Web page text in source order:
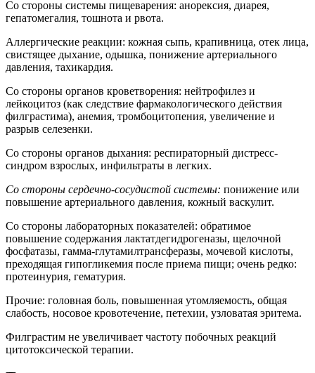
Со стороны системы пищеварения: анорексия, диарея,
гепатомегалия, тошнота и рвота.
Аллергические реакции: кожная сыпь, крапивница, отек лица,
свистящее дыхание, одышка, понижение артериального
давления, тахикардия.
Со стороны органов кроветворения: нейтрофилез и
лейкоцитоз (как следствие фармакологического действия
филграстима), анемия, тромбоцитопения, увеличение и
разрыв селезенки.
Со стороны органов дыхания: респираторный дистресс-
синдром взрослых, инфильтраты в легких.
Со стороны сердечно-сосудистой системы: понижение или
повышение артериального давления, кожный васкулит.
Со стороны лабораторных показателей: обратимое
повышение содержания лактатдегидрогеназы, щелочной
фосфатазы, гамма-глутамилтрансферазы, мочевой кислоты,
преходящая гипогликемия после приема пищи; очень редко:
протеинурия, гематурия.
Прочие: головная боль, повышенная утомляемость, общая
слабость, носовое кровотечение, петехии, узловатая эритема.
Филграстим не увеличивает частоту побочных реакций
цитотоксической терапии.